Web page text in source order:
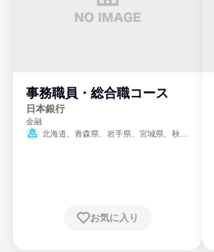
事務職員・総合職コース
日本銀行
金融
北海道、青森県、岩手県、宮城県、秋田
崎県、熊本県、大分県、宮崎県、鹿児島県、
お気に入り